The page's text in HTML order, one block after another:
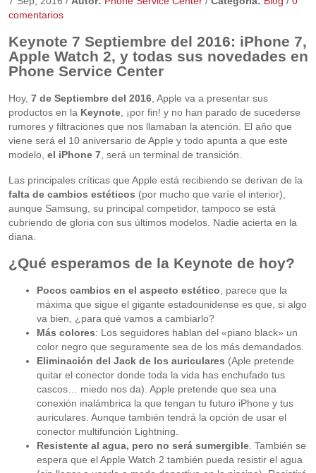
comentarios
Keynote 7 Septiembre del 2016: iPhone 7,
Apple Watch 2, y todas sus novedades en
Phone Service Center
Hoy, 7 de Septiembre del 2016, Apple va a presentar sus
productos en la Keynote, ¡por fin! y no han parado de sucederse
rumores y filtraciones que nos llamaban la atención. El año que
viene será el 10 aniversario de Apple y todo apunta a que este
modelo, el iPhone 7, será un terminal de transición.
Las principales críticas que Apple está recibiendo se derivan de la
falta de cambios estéticos (por mucho que varíe el interior),
aunque Samsung, su principal competidor, tampoco se está
cubriendo de gloria con sus últimos modelos. Nadie acierta en la
diana.
¿Qué esperamos de la Keynote de hoy?
Pocos cambios en el aspecto estético , parece que la
máxima que sigue el gigante estadounidense es que, si algo
va bien, ¿para qué vamos a cambiarlo?
Más colores: Los seguidores hablan del «piano black» un
color negro que seguramente sea de los más demandados.
Eliminación del Jack de los auriculares (Aple pretende
quitar el conector donde toda la vida has enchufado tus
cascos… miedo nos da). Apple pretende que sea una
conexión inalámbrica la que tengan tu futuro iPhone y tus
auriculares. Aunque también tendrá la opción de usar el
conector multifunción Lightning.
Resistente al agua, pero no será sumergible. También se
espera que el Apple Watch 2 también pueda resistir el agua